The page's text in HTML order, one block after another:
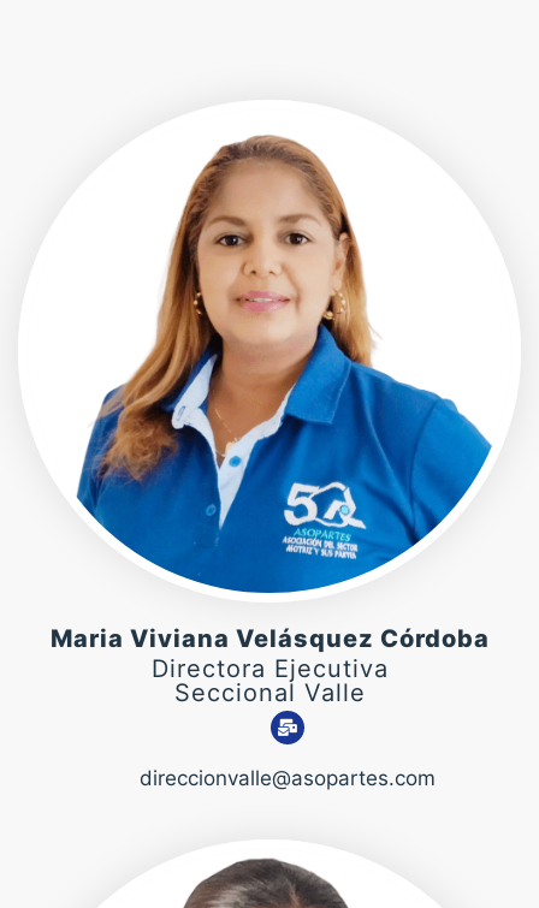
Maria Viviana Velásquez Córdoba
Directora Ejecutiva
Seccional Valle
direccionvalle@asopartes.com